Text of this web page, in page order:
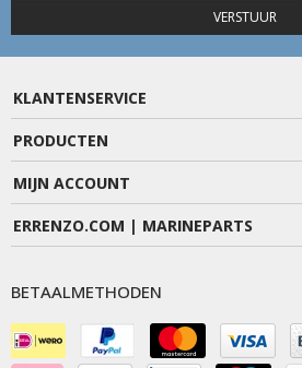
VERSTUUR
KLANTENSERVICE
PRODUCTEN
MIJN ACCOUNT
ERRENZO.COM | MARINEPARTS
BETAALMETHODEN